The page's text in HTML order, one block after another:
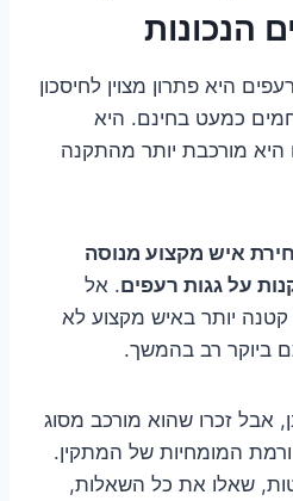
הנכונות
היא פתרון מצוין לחיסכון
כמעט בחינם. היא
מורכבת יותר מהתקנה
איש מקצוע מנוסה
על גגות רעפים. אל
יותר באיש מקצוע לא
ביוקר רב בהמשך.
אבל זכרו שהוא מורכב מסוג
המומחיות של המתקין.
שאלו את כל השאלות,